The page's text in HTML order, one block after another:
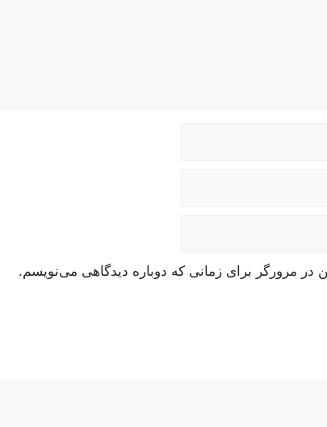
در مرورگر برای زمانی که دوباره دیدگاهی می‌نویسم.